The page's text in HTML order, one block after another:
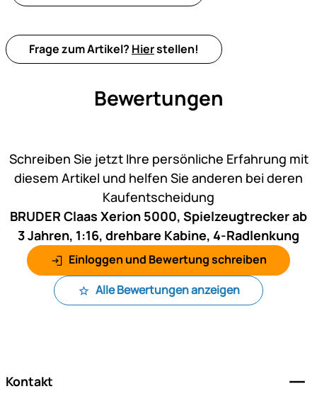
Frage zum Artikel? Hierstellen!
Bewertungen
Schreiben Sie jetzt Ihre persönliche Erfahrung mit
diesem Artikel und helfen Sie anderen bei deren
Kaufentscheidung
BRUDER Claas Xerion 5000, Spielzeugtrecker ab
3 Jahren, 1:16, drehbare Kabine, 4-Radlenkung
Einloggen und Bewertung schreiben
Alle Bewertungen anzeigen
Kontakt